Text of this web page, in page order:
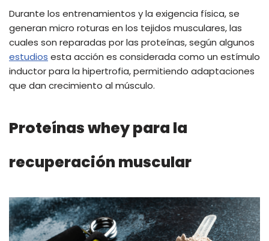
Durante los entrenamientos y la exigencia física, se
generan micro roturas en los tejidos musculares, las
cuales son reparadas por las proteínas, según algunos
estudios esta acción es considerada como un estímulo
inductor para la hipertrofia, permitiendo adaptaciones
que dan crecimiento al músculo.
Proteínas whey para la
recuperación muscular